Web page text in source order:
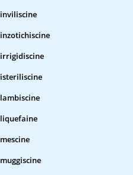
inviliscine
inzotichiscine
irrigidiscine
isteriliscine
lambiscine
liquefaine
mescine
muggiscine